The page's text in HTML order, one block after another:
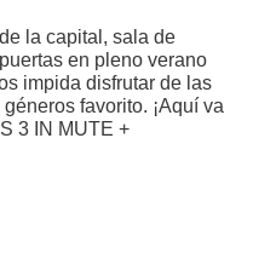
la capital, sala de
en pleno verano
impida disfrutar de las
favorito. ¡Aquí va
3 IN MUTE +